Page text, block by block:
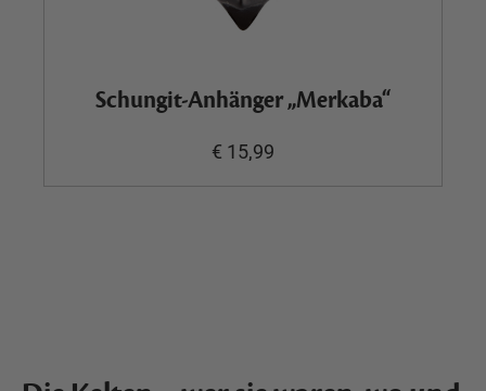
Schungit-Anhänger „Merkaba“
€ 15,99